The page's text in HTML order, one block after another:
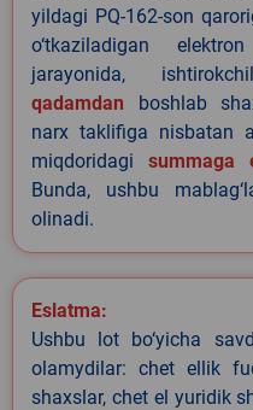
yildagi PQ-162-son
o‘tkaziladigan
jarayonida,
qadamdan boshlab
narx taklifiga nisbatan
miqdoridagi summaga
Bunda, ushbu
olinadi.
Eslatma:
Ushbu lot bo‘yicha
olamydilar: chet ellik
shaxslar, chet el yuridik